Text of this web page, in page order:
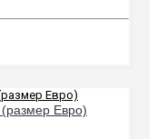
Евро)